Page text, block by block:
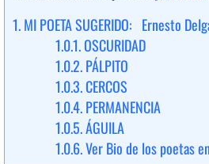
1.MI POETA SUGERIDO: Ernesto
1.0.1.OSCURIDAD
1.0.2.PÁLPITO
1.0.3.CERCOS
1.0.4.PERMANENCIA
1.0.5.ÁGUILA
1.0.6.Ver Bio de los poetas